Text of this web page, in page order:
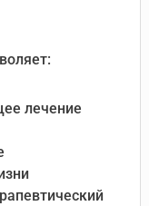
лечение